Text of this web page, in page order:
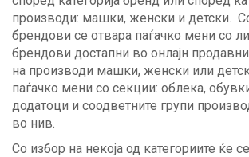
производи: машки, женски и детски.
брендови се отвара паѓачко мени со
брендови достапни во онлајн
на производи машки, женски или
паѓачко мени со секции: облека,
додатоци и соодветните групи
во нив.
Со избор на некоја од категориите ќе